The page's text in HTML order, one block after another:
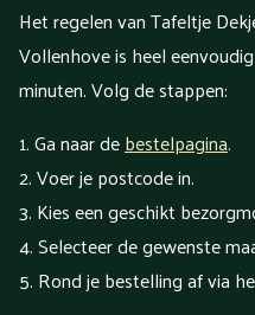
Het regelen van Tafeltje
Vollenhove is heel
minuten. Volg de stappen:
Ga naar debestelpagina.
Voer je postcode in.
Kies een geschikt
Selecteer de gewenste
Rond je bestelling af via